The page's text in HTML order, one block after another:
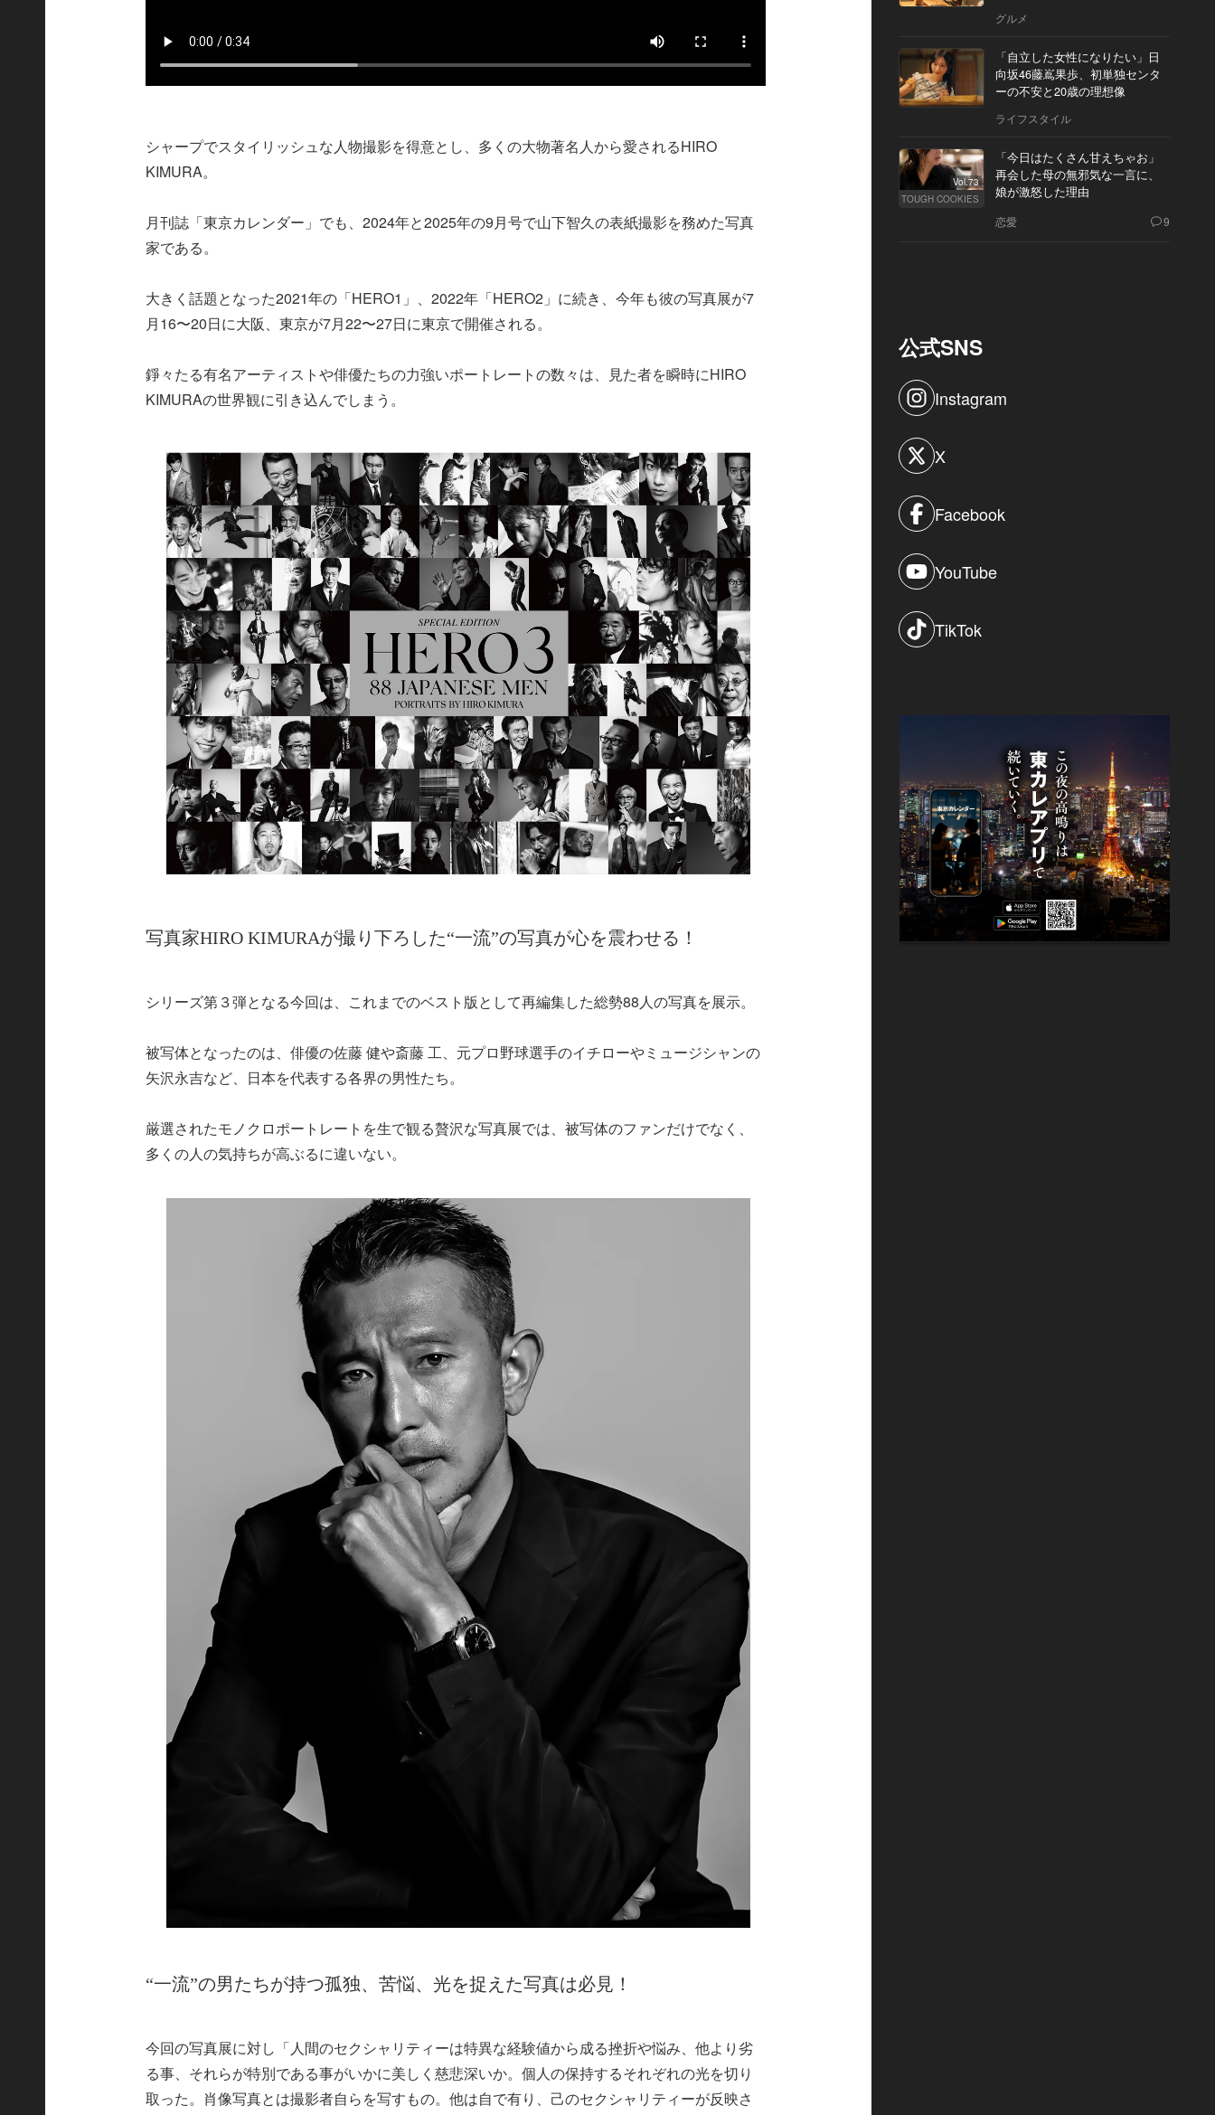
シャープでスタイリッシュな人物撮影を得意とし、多くの大物著名人から愛されるHIRO
KIMURA。
月刊誌「東京カレンダー」でも、2024年と2025年の9月号で山下智久の表紙撮影を務めた写真
家である。
大きく話題となった2021年の「HERO1」、2022年「HERO2」に続き、今年も彼の写真展が7
月16〜20日に大阪、東京が7月22〜27日に東京で開催される。
錚々たる有名アーティストや俳優たちの力強いポートレートの数々は、見た者を瞬時にHIRO
KIMURAの世界観に引き込んでしまう。
写真家HIRO KIMURAが撮り下ろした“一流”の写真が心を震わせる！
シリーズ第３弾となる今回は、これまでのベスト版として再編集した総勢88人の写真を展示。
被写体となったのは、俳優の佐藤 健や斎藤 工、元プロ野球選手のイチローやミュージシャンの
矢沢永吉など、日本を代表する各界の男性たち。
厳選されたモノクロポートレートを生で観る贅沢な写真展では、被写体のファンだけでなく、
多くの人の気持ちが高ぶるに違いない。
“一流”の男たちが持つ孤独、苦悩、光を捉えた写真は必見！
今回の写真展に対し「人間のセクシャリティーは特異な経験値から成る挫折や悩み、他より劣
る事、それらが特別である事がいかに美しく慈悲深いか。個人の保持するそれぞれの光を切り
取った。肖像写真とは撮影者自らを写すもの。他は自で有り、己のセクシャリティーが反映さ
グルメ
「自立した女性になりたい」日
向坂46藤嶌果歩、初単独センタ
ーの不安と20歳の理想像
ライフスタイル
Vol.73
TOUGH COOKIES
「今日はたくさん甘えちゃお」
再会した母の無邪気な一言に、
娘が激怒した理由
恋愛 9
公式SNS
Instagram
X
Facebook
YouTube
TikTok